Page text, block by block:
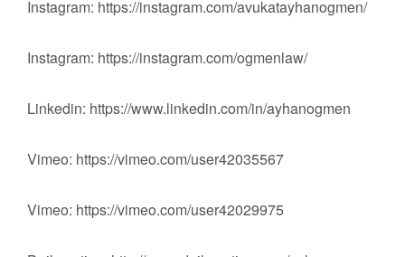
Instagram: https://instagram.com/avukatayhanogmen/
Instagram: https://instagram.com/ogmenlaw/
Linkedin: https://www.linkedin.com/in/ayhanogmen
Vimeo: https://vimeo.com/user42035567
Vimeo: https://vimeo.com/user42029975